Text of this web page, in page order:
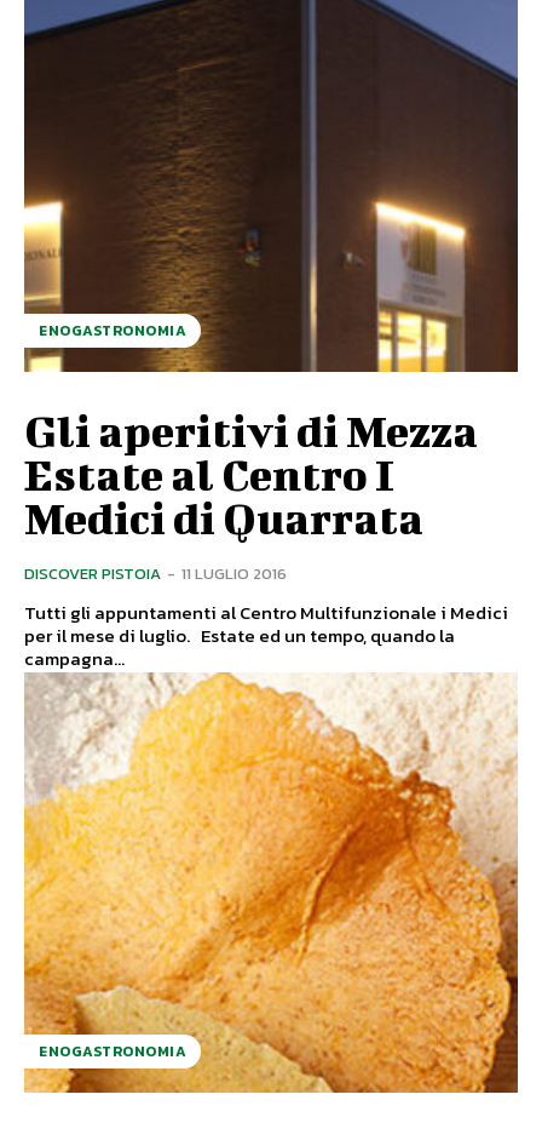
ENOGASTRONOMIA
Gli aperitivi di Mezza
Estate al Centro I
Medici di Quarrata
DISCOVER PISTOIA - 11 LUGLIO 2016
Tutti gli appuntamenti al Centro Multifunzionale i Medici
per il mese di luglio. Estate ed un tempo, quando la
campagna...
ENOGASTRONOMIA